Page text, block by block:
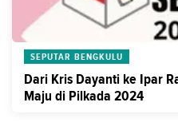
SEPUTAR BENGKULU
Dari Kris Dayanti ke Ipar
Maju di Pilkada 2024